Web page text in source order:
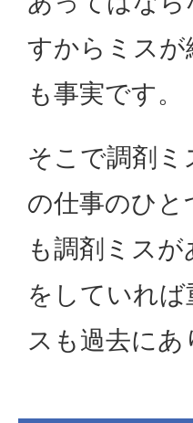
すからミス
も事実です。
そこで調剤
の仕事のひと
も調剤ミス
をしていれ
スも過去にあ